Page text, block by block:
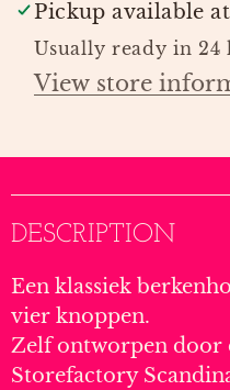
Pickup available
Usually ready in 24
View store
DESCRIPTION
Een klassiek
vier knoppen.
Zelf ontworpen door
Storefactory